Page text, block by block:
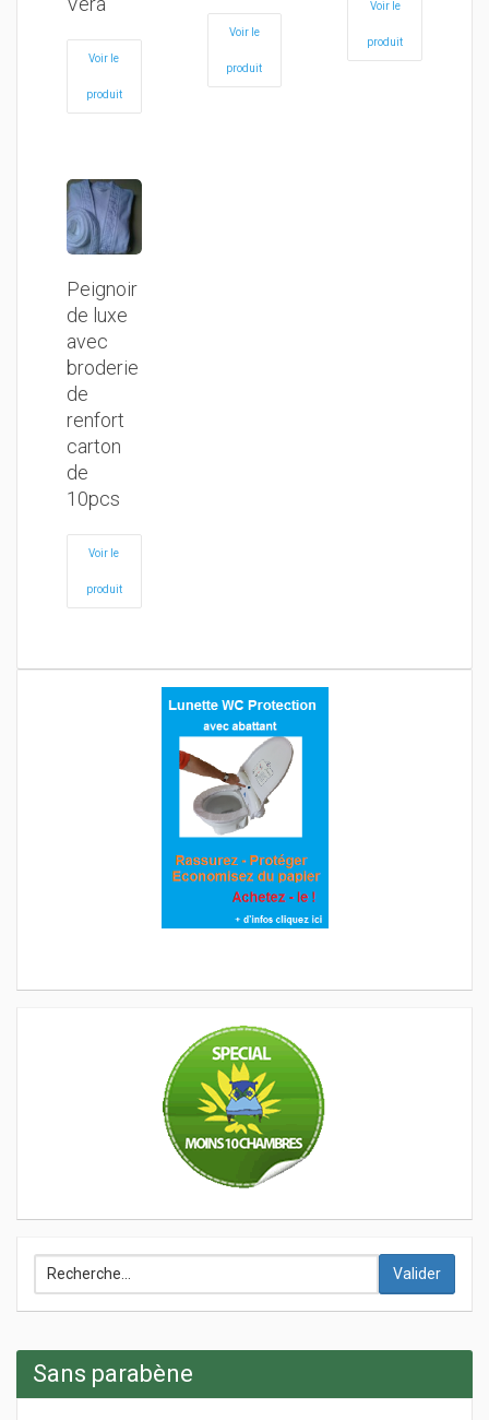
Voir le
produit
Voir le
produit
Voir le
produit
Peignoir
de luxe
avec
broderie
de
renfort
carton
de
10pcs
Voir le
produit
Valider
Sans parabène